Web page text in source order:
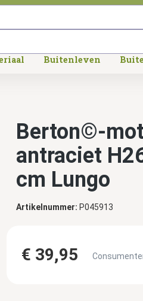
Buitenleven
Berton©-
antraciet
cm Lungo
Artikelnummer: P045913
€ 39,95